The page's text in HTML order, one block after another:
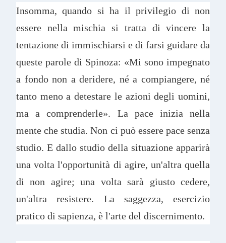
Insomma, quando si ha il privilegio di non
essere nella mischia si tratta di vincere la
tentazione di immischiarsi e di farsi guidare da
queste parole di Spinoza: «Mi sono impegnato
a fondo non a deridere, né a compiangere, né
tanto meno a detestare le azioni degli uomini,
ma a comprenderle». La pace inizia nella
mente che studia. Non ci può essere pace senza
studio. E dallo studio della situazione apparirà
una volta l'opportunità di agire, un'altra quella
di non agire; una volta sarà giusto cedere,
un'altra resistere. La saggezza, esercizio
pratico di sapienza, è l'arte del discernimento.